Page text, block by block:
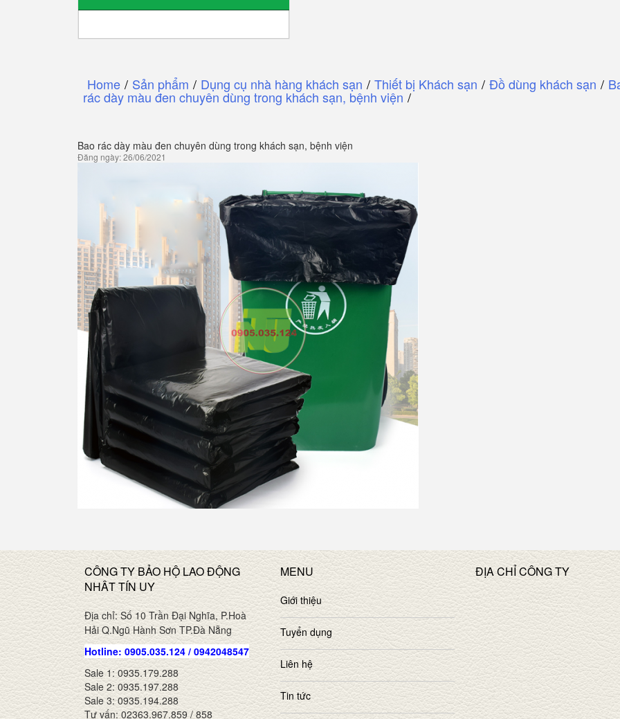
Home / Sản phẩm / Dụng cụ nhà hàng khách sạn / Thiết bị Khách sạn / Đồ dùng khách sạn /
rác dày màu đen chuyên dùng trong khách sạn, bệnh viện /
Bao rác dày màu đen chuyên dùng trong khách sạn, bệnh viện
Đăng ngày: 26/06/2021
CÔNG TY BẢO HỘ LAO ĐỘNG
NHÂT TÍN UY
Địa chỉ: Số 10 Trần Đại Nghĩa, P.Hoà
Hải Q.Ngũ Hành Sơn TP.Đà Nẵng
Hotline: 0905.035.124 / 0942048547
Sale 1: 0935.179.288
Sale 2: 0935.197.288
Sale 3: 0935.194.288
Tư vấn: 02363.967.859 / 858
MENU
Giới thiệu
Tuyển dụng
Liên hệ
Tin tức
ĐỊA CHỈ CÔNG TY